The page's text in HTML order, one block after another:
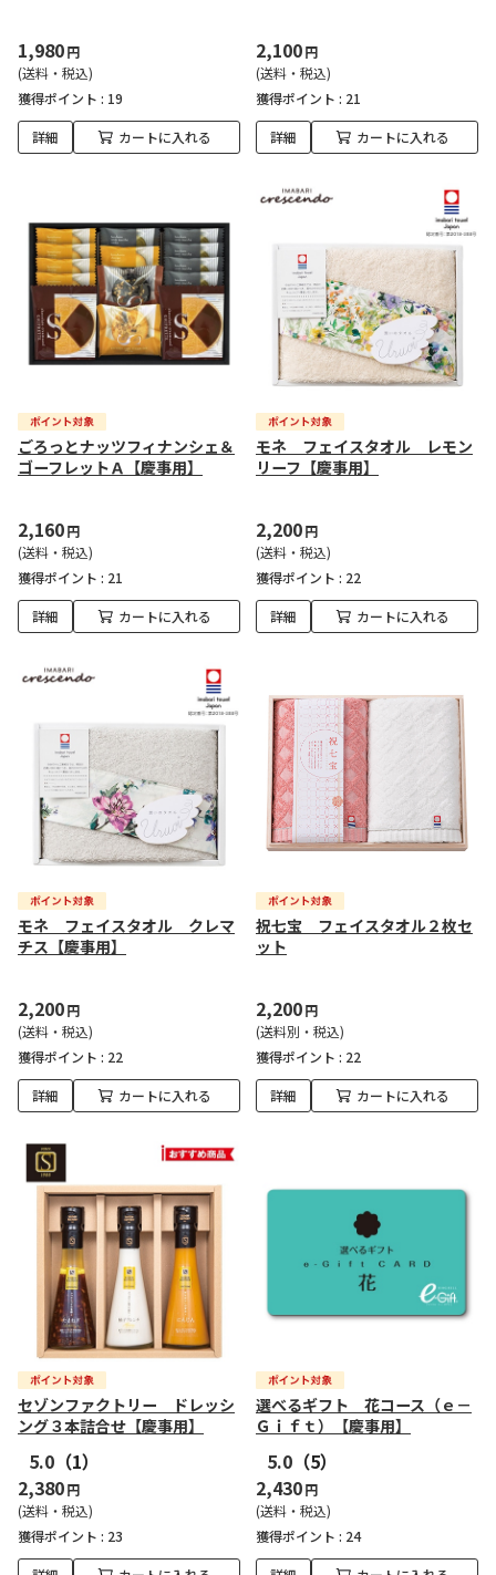
1,980円
(送料・税込)
獲得ポイント : 19
詳細 カートに入れる
2,100円
(送料・税込)
獲得ポイント : 21
詳細 カートに入れる
ごろっとナッツフィナンシェ＆
ゴーフレットＡ【慶事用】
2,160円
(送料・税込)
獲得ポイント : 21
詳細 カートに入れる
モネ フェイスタオル レモン
リーフ【慶事用】
2,200円
(送料・税込)
獲得ポイント : 22
詳細 カートに入れる
モネ フェイスタオル クレマ
チス【慶事用】
2,200円
(送料・税込)
獲得ポイント : 22
詳細 カートに入れる
祝七宝 フェイスタオル２枚セ
ット
2,200円
(送料別・税込)
獲得ポイント : 22
詳細 カートに入れる
セゾンファクトリー ドレッシ
ング３本詰合せ【慶事用】
5.0 （1）
2,380円
(送料・税込)
獲得ポイント : 23
選べるギフト 花コース（ｅ－
Ｇｉｆｔ）【慶事用】
5.0 （5）
2,430円
(送料・税込)
獲得ポイント : 24